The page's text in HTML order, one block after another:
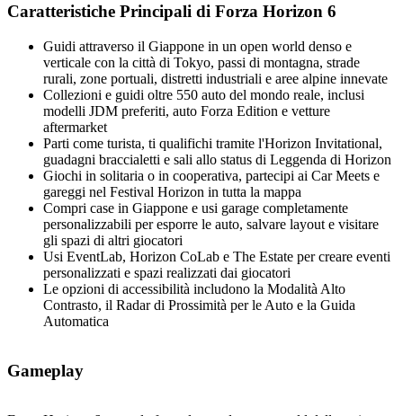
Caratteristiche Principali di Forza Horizon 6
Guidi attraverso il Giappone in un open world denso e
verticale con la città di Tokyo, passi di montagna, strade
rurali, zone portuali, distretti industriali e aree alpine innevate
Collezioni e guidi oltre 550 auto del mondo reale, inclusi
modelli JDM preferiti, auto Forza Edition e vetture
aftermarket
Parti come turista, ti qualifichi tramite l'Horizon Invitational,
guadagni braccialetti e sali allo status di Leggenda di Horizon
Giochi in solitaria o in cooperativa, partecipi ai Car Meets e
gareggi nel Festival Horizon in tutta la mappa
Compri case in Giappone e usi garage completamente
personalizzabili per esporre le auto, salvare layout e visitare
gli spazi di altri giocatori
Usi EventLab, Horizon CoLab e The Estate per creare eventi
personalizzati e spazi realizzati dai giocatori
Le opzioni di accessibilità includono la Modalità Alto
Contrasto, il Radar di Prossimità per le Auto e la Guida
Automatica
Gameplay